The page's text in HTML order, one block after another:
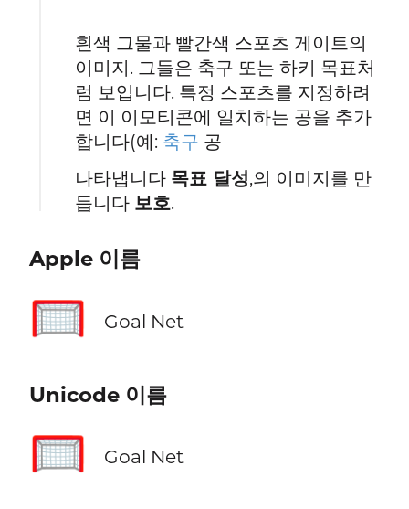
흰색 그물과 빨간색 스포츠 게이트의
이미지. 그들은 축구 또는 하키 목표처
럼 보입니다. 특정 스포츠를 지정하려
면 이 이모티콘에 일치하는 공을 추가
합니다(예: 축구 공
나타냅니다 목표 달성,의 이미지를 만
듭니다 보호.
Apple 이름
🥅 Goal Net
Unicode 이름
🥅 Goal Net